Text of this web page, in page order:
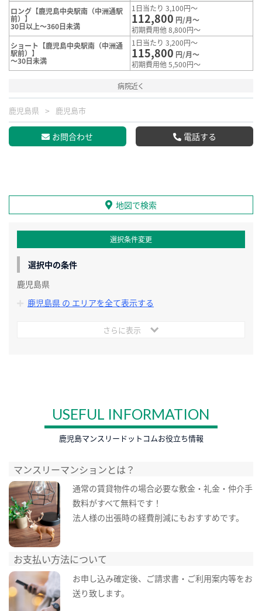
ロング【鹿児島中央駅南（中洲通駅
前）】
30日以上～360日未満
1日当たり 3,100円～
112,800 円/月～
初期費用他 8,800円～
ショート【鹿児島中央駅南（中洲通
駅前）】
～30日未満
1日当たり 3,200円～
115,800 円/月～
初期費用他 5,500円～
病院近く
鹿児島県 鹿児島市
お問合わせ 電話する
地図で検索
選択条件変更
選択中の条件
鹿児島県
鹿児島県 の エリアを全て表示する
さらに表示
USEFUL INFORMATION
鹿児島マンスリードットコムお役立ち情報
マンスリーマンションとは？
通常の賃貸物件の場合必要な敷金・礼金・仲介手
数料がすべて無料です！
法人様の出張時の経費削減にもおすすめです。
お支払い方法について
お申し込み確定後、ご請求書・ご利用案内等をお
送り致します。